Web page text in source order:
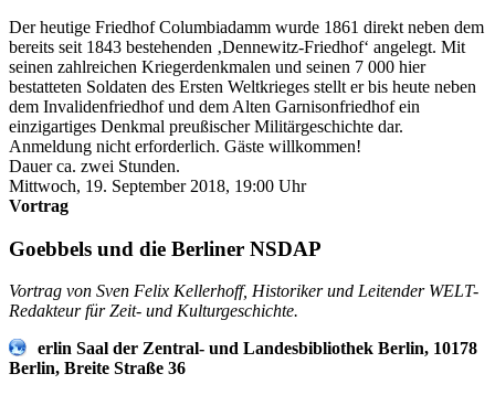
Der heutige Friedhof Columbiadamm wurde 1861 direkt neben dem
bereits seit 1843 bestehenden ‚Dennewitz-Friedhof‘ angelegt. Mit
seinen zahlreichen Kriegerdenkmalen und seinen 7 000 hier
bestatteten Soldaten des Ersten Weltkrieges stellt er bis heute neben
dem Invalidenfriedhof und dem Alten Garnisonfriedhof ein
einzigartiges Denkmal preußischer Militärgeschichte dar.
Anmeldung nicht erforderlich. Gäste willkommen!
Dauer ca. zwei Stunden.
Mittwoch, 19. September 2018, 19:00 Uhr
Vortrag
Goebbels und die Berliner NSDAP
Vortrag von Sven Felix Kellerhoff, Historiker und Leitender WELT-
Redakteur für Zeit- und Kulturgeschichte.
erlin Saal der Zentral- und Landesbibliothek Berlin, 10178
Berlin, Breite Straße 36